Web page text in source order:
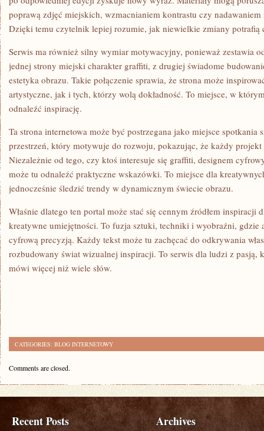
poprawą zdjęć miejskich, wzmacnianiem kontrastu czy
Dzięki temu czytelnik lepiej rozumie, jak niewielkie zmiany potrafią
Serwis ma również silny wymiar motywacyjny, ponieważ zestawia
jednej strony miejski charakter graffiti, z drugiej świadome
estetyka obrazu. Takie połączenie sprawia, że strona może
artystyczne, jak i tych, którzy wolą dokładność. To miejsce, w
odnaleźć inspirację.
Ta strona internetowa może być postrzegana jako miejsce
przestrzeń, który motywuje do rozwoju, pokazując, że każdy
Niezależnie od tego, czy ktoś interesuje się graffiti, designem
może tu odnaleźć praktyczne wskazówki. To miejsce dla
jednocześnie śledzić trendy w dynamicznym świecie obrazu.
Właśnie dlatego ten portal może stać się cennym źródłem inspiracji
kreatywne umiejętności. To fuzja sztuki, techniki i wyobraźni, gdzie
cyfrową precyzją. Każdy tekst może tu zachęcać do odkrywania
rozbudowany świat wizualnej inspiracji. To serwis dla ludzi z pasją,
mówi więcej niż wiele słów.
CATEGORIES: BLOG INTERNETOWY
Comments are closed.
Recent Posts Archives